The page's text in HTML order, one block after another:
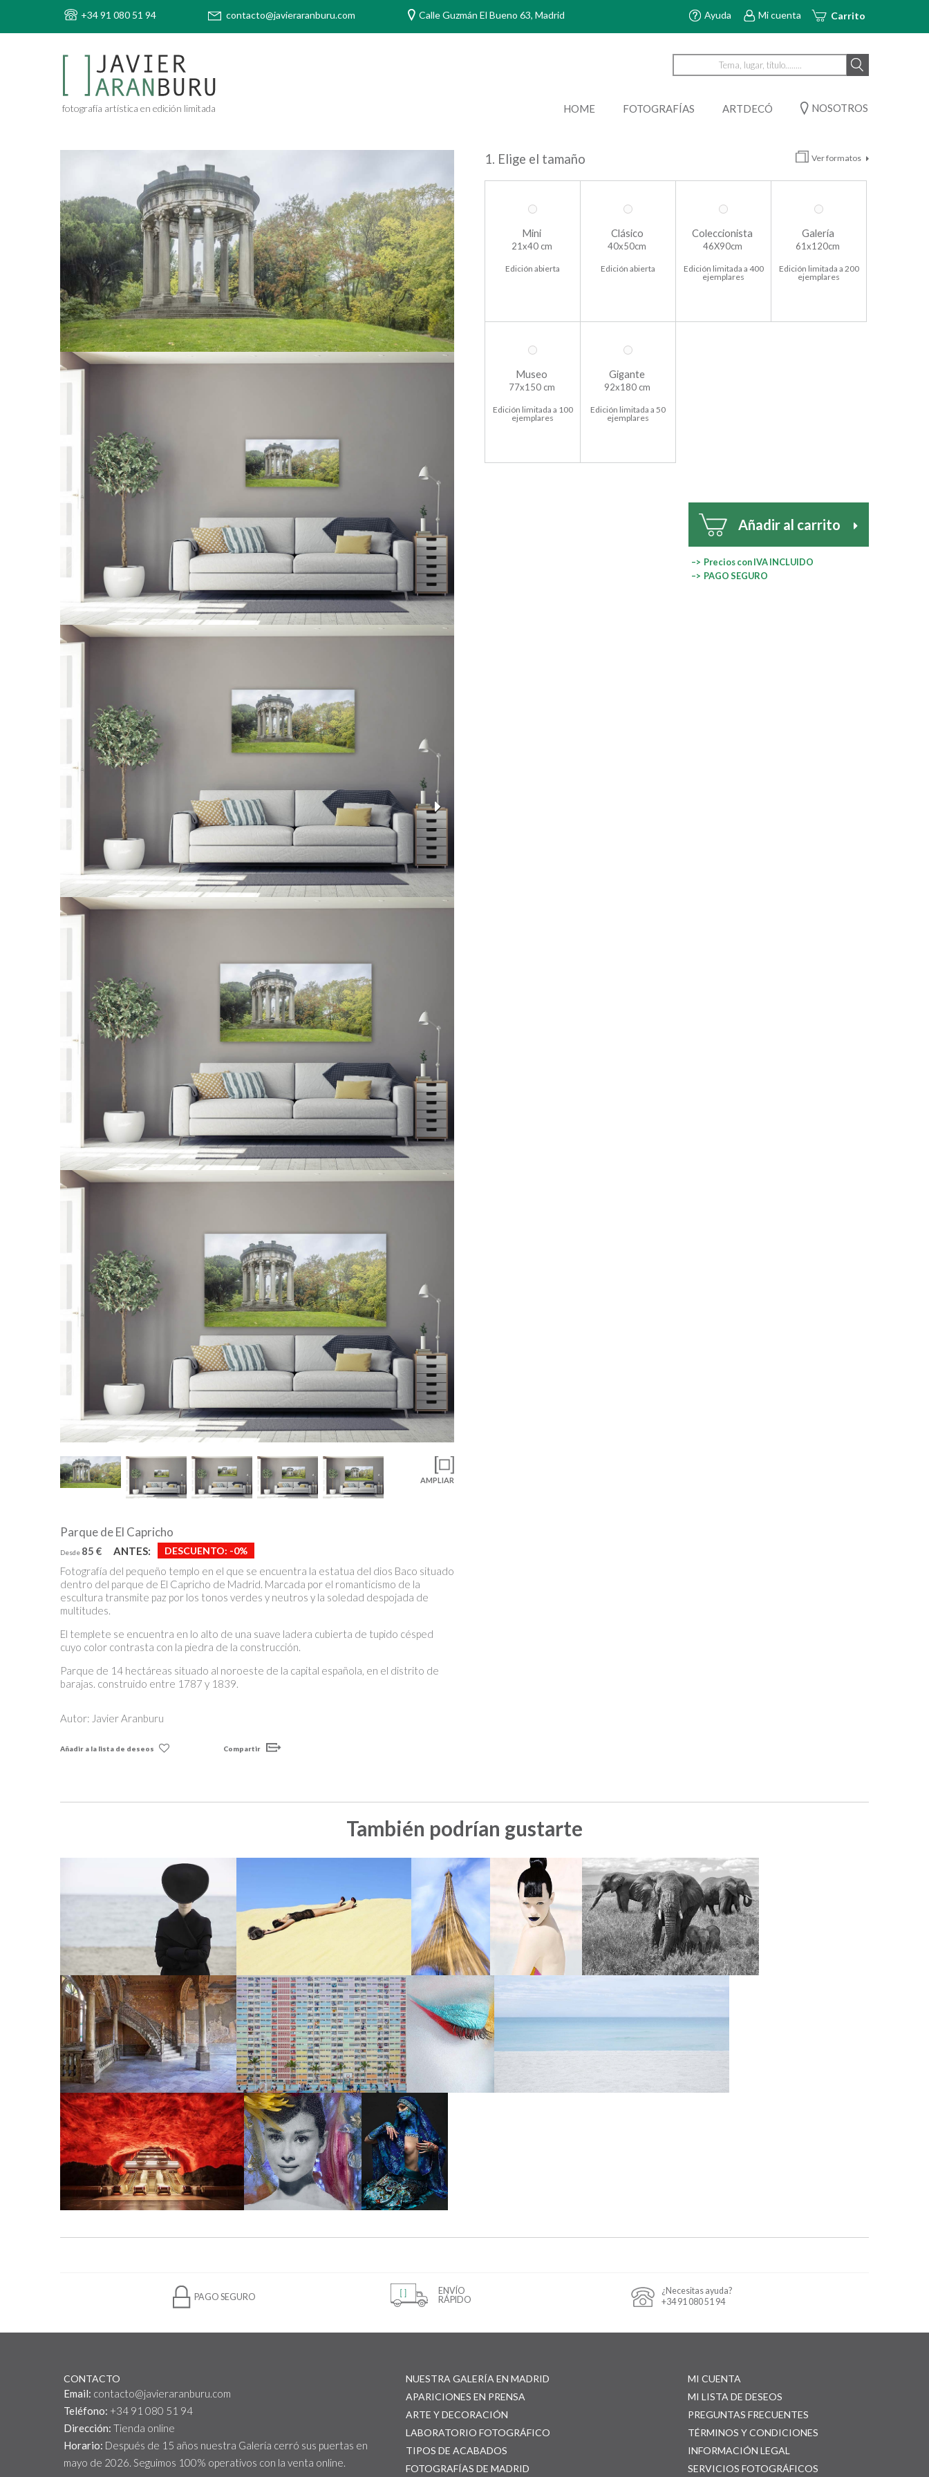
Carrito
Mi cuenta
Ayuda
+34 91 080 51 94 contacto@javieraranburu.com Calle Guzmán El Bueno 63, Madrid
fotografía artística en edición limitada NOSOTROS
ARTDECÓ
FOTOGRAFÍAS
HOME
AMPLIAR
Parque de El Capricho
Desde 85 € ANTES: DESCUENTO: -0%
Fotografía del pequeño templo en el que se encuentra la estatua del dios Baco situado
dentro del parque de El Capricho de Madrid. Marcada por el romanticismo de la
escultura transmite paz por los tonos verdes y neutros y la soledad despojada de
multitudes.
El templete se encuentra en lo alto de una suave ladera cubierta de tupido césped
cuyo color contrasta con la piedra de la construcción.
Parque de 14 hectáreas situado al noroeste de la capital española, en el distrito de
barajas. construido entre 1787 y 1839.
Autor: Javier Aranburu
Añadir a la lista de deseos Compartir
Ver formatos
1. Elige el tamaño
Mini
21x40 cm
Edición abierta
Clásico
40x50cm
Edición abierta
Coleccionista
46X90cm
Edición limitada a 400
ejemplares
Galería
61x120cm
Edición limitada a 200
ejemplares
Museo
77x150 cm
Edición limitada a 100
ejemplares
Gigante
92x180 cm
Edición limitada a 50
ejemplares
Añadir al carrito
–> Precios con IVA INCLUIDO
–> PAGO SEGURO
También podrían gustarte
PAGO SEGURO
ENVÍO
RÁPIDO
¿Necesitas ayuda?
+34 91 080 51 94
CONTACTO
Email: contacto@javieraranburu.com
Teléfono: +34 91 080 51 94
Dirección: Tienda online
Horario: Después de 15 años nuestra Galería cerró sus puertas en
mayo de 2026. Seguimos 100% operativos con la venta online.
NUESTRA GALERÍA EN MADRID
APARICIONES EN PRENSA
ARTE Y DECORACIÓN
LABORATORIO FOTOGRÁFICO
TIPOS DE ACABADOS
FOTOGRAFÍAS DE MADRID
MI CUENTA
MI LISTA DE DESEOS
PREGUNTAS FRECUENTES
TÉRMINOS Y CONDICIONES
INFORMACIÓN LEGAL
SERVICIOS FOTOGRÁFICOS